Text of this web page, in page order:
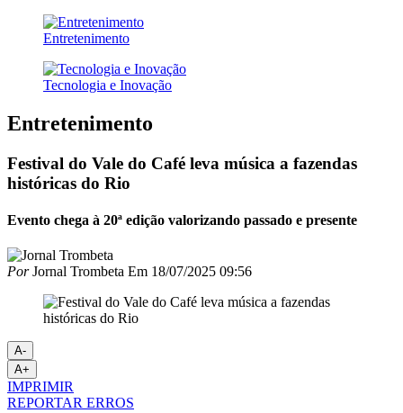
Entretenimento
Tecnologia e Inovação
Entretenimento
Festival do Vale do Café leva música a fazendas
históricas do Rio
Evento chega à 20ª edição valorizando passado e presente
PorJornal Trombeta Em 18/07/2025 09:56
A-
A+
IMPRIMIR
REPORTAR ERROS